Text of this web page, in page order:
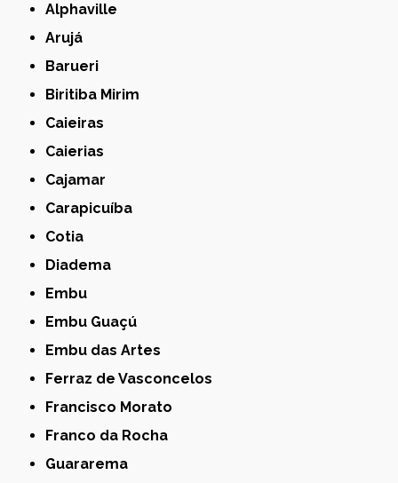
Alphaville
Arujá
Barueri
Biritiba Mirim
Caieiras
Caierias
Cajamar
Carapicuíba
Cotia
Diadema
Embu
Embu Guaçú
Embu das Artes
Ferraz de Vasconcelos
Francisco Morato
Franco da Rocha
Guararema